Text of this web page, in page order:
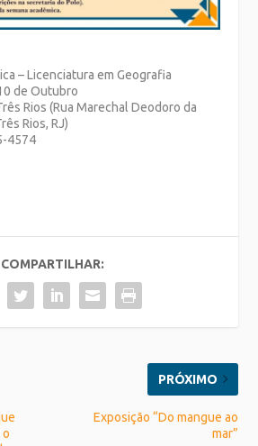
– Licenciatura em Geografia
de Outubro
Rios (Rua Marechal Deodoro da
Rios, RJ)
4574
COMPARTILHAR:
PRÓXIMO
Exposição “Do mangue ao
mar”